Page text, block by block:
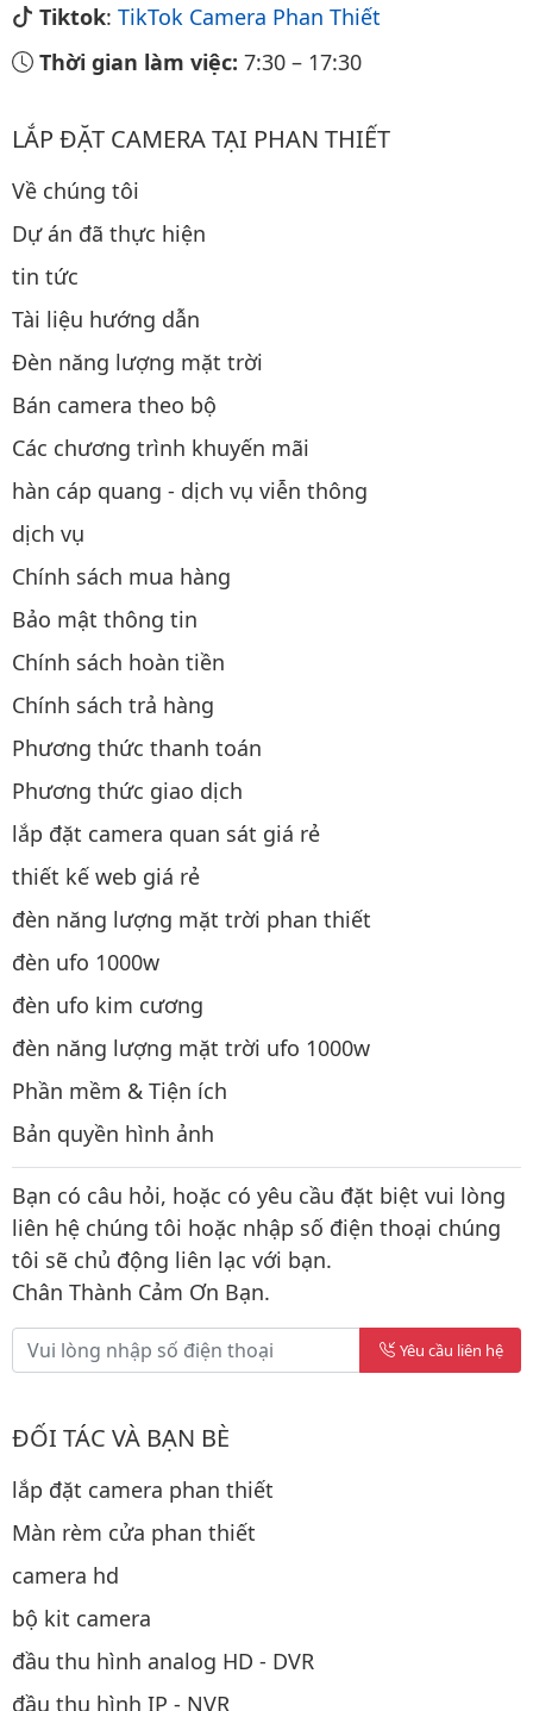
Tiktok: TikTok Camera Phan Thiết
Thời gian làm việc: 7:30 – 17:30
LẮP ĐẶT CAMERA TẠI PHAN THIẾT
Về chúng tôi
Dự án đã thực hiện
tin tức
Tài liệu hướng dẫn
Đèn năng lượng mặt trời
Bán camera theo bộ
Các chương trình khuyến mãi
hàn cáp quang - dịch vụ viễn thông
dịch vụ
Chính sách mua hàng
Bảo mật thông tin
Chính sách hoàn tiền
Chính sách trả hàng
Phương thức thanh toán
Phương thức giao dịch
lắp đặt camera quan sát giá rẻ
thiết kế web giá rẻ
đèn năng lượng mặt trời phan thiết
đèn ufo 1000w
đèn ufo kim cương
đèn năng lượng mặt trời ufo 1000w
Phần mềm & Tiện ích
Bản quyền hình ảnh
Bạn có câu hỏi, hoặc có yêu cầu đặt biệt vui lòng
liên hệ chúng tôi hoặc nhập số điện thoại chúng
tôi sẽ chủ động liên lạc với bạn.
Chân Thành Cảm Ơn Bạn.
Yêu cầu liên hệ
ĐỐI TÁC VÀ BẠN BÈ
lắp đặt camera phan thiết
Màn rèm cửa phan thiết
camera hd
bộ kit camera
đầu thu hình analog HD - DVR
đầu thu hình IP - NVR